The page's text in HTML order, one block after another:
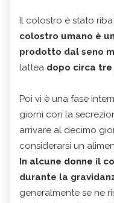
Il colostro è stato
colostro umano è
prodotto dal seno
lattea dopo circa
Poi vi è una fase
giorni con la
arrivare al decimo
considerarsi un
In alcune donne il
durante la
generalmente se ne